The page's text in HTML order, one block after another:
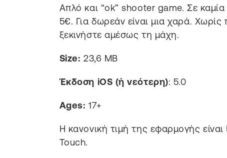
Απλό και “ok” shooter game. Σε καμία
5€. Για δωρεάν είναι μια χαρά. Χωρίς
ξεκινήστε αμέσως τη μάχη.
Size: 23,6 MB
Έκδοση iOS (ή νεότερη): 5.0
Ages: 17+
Η κανονική τιμή της εφαρμογής
Touch.